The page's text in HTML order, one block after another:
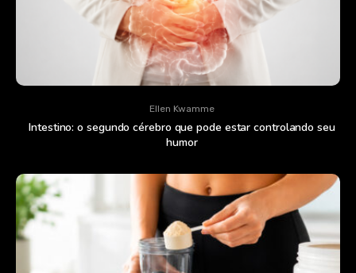
Ellen Kwamme
Intestino: o segundo cérebro que pode estar controlando seu
humor